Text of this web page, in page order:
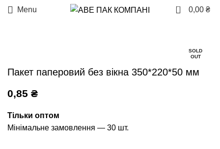
Menu 0 0,00 ₴
SOLD
OUT
Пакет паперовий без вікна 350*220*50 мм
0,85 ₴
Тільки оптом
Мінімальне замовлення — 30 шт.